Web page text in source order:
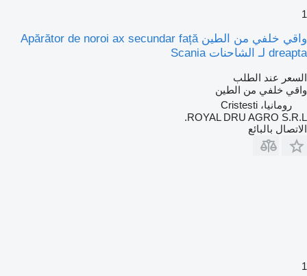
1
واقي خلفي من الطين Apărător de noroi ax secundar față
dreapta لـ الشاحنات Scania
السعر عند الطلب
واقي خلفي من الطين
رومانيا، Cristesti
ROYAL DRU AGRO S.R.L.
الاتصال بالبائع
1